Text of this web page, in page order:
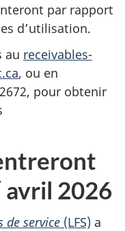
par rapport
d’utilisation.
au receivables-
, ou en
pour obtenir
avril 2026
de service (LFS) a